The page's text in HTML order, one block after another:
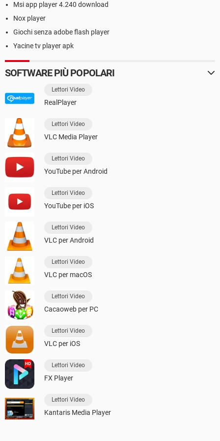
Msi app player 4.240 download
Nox player
Giochi senza adobe flash player
Yacine tv player apk
SOFTWARE PIÙ POPOLARI
Lettori Video
RealPlayer
Lettori Video
VLC Media Player
Lettori Video
YouTube per Android
Lettori Video
YouTube per iOS
Lettori Video
VLC per Android
Lettori Video
VLC per macOS
Lettori Video
Cacaoweb per PC
Lettori Video
VLC per iOS
Lettori Video
FX Player
Lettori Video
Kantaris Media Player